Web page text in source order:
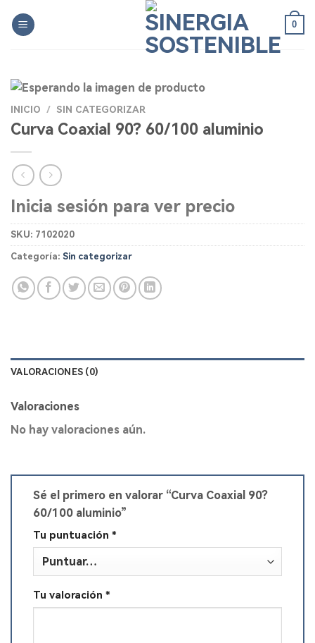
0
INICIO / SIN CATEGORIZAR
Curva Coaxial 90? 60/100 aluminio
Inicia sesión para ver precio
SKU: 7102020
Categoría: Sin categorizar
VALORACIONES (0)
Valoraciones
No hay valoraciones aún.
Sé el primero en valorar “Curva Coaxial 90?
60/100 aluminio”
Tu puntuación *
Tu valoración *